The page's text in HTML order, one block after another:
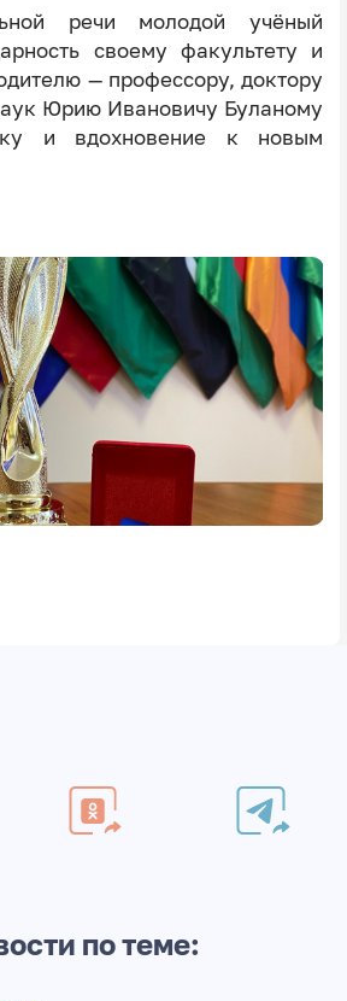
речи молодой учёный
своему факультету и
— профессору, доктору
Юрию Ивановичу Буланому
и вдохновение к новым
по теме: